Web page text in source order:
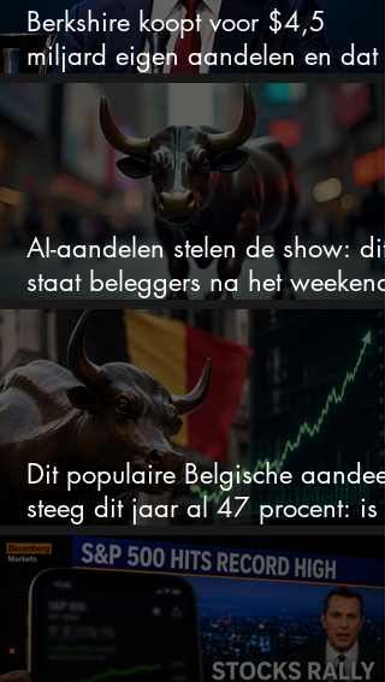
Berkshire koopt voor $4,5
miljard eigen aandelen en dat
zegt veel over de waardering
AI-aandelen stelen de show: dit
staat beleggers na het weekend
te wachten
Dit populaire Belgische aandeel
steeg dit jaar al 47 procent: is
ruimte voor meer?